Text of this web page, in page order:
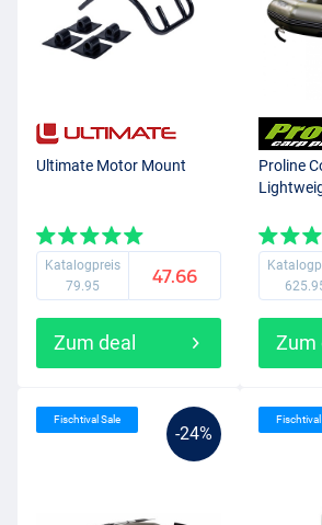
Ultimate Motor Mount
Katalogpreis
79.95
47.66
Zum deal
Proline
Zum
-24%
Fischtival Sale Fischtival